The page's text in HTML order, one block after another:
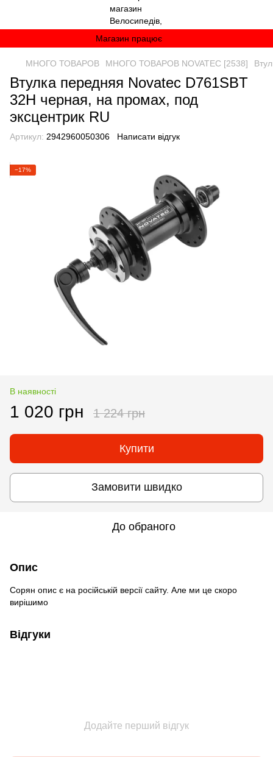
Магазин працює
МНОГО ТОВАРОВ МНОГО ТОВАРОВ NOVATEC [2538]
Втулка передняя Novatec D761SBT
32H черная, на промах, под
эксцентрик RU
Артикул: 2942960050306 Написати відгук
−17%
В наявності
1 020 грн 1 224 грн
Купити
Замовити швидко
До обраного
Опис
Сорян опис є на російській версії сайту. Але ми це скоро
вирішимо
Відгуки
Додайте перший відгук